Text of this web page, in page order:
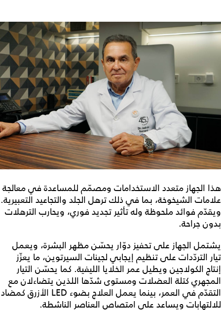
هذا الجهاز متعدد الاستخدامات ومصمّم للمساعدة في معالجة
علامات الشيخوخة، بما في ذلك ترهل الجلد والتجاعيد التعبيرية.
ويقدّم فوائد ملحوظة وله تأثير تجديد فوري، ويحارب الترهلات
بدون جراحة.
يشتمل الجهاز على تحفيز دوّار يحسّن مظهر البشرة، ويعمل
تيار التردّدات على تنظيم إيجابي لجينات السيرتوين، ما يعزّز
إنتاج الكولاجين ويطيل عمر الخلايا الليفية. كما يحسّن التيار
المجهري كتلة العضلات ومستوى شدّها اللذين يتضاءلان مع
التقدّم في العمر، بينما يعمل العلاج بضوء LED الأزرق كمضاد
للالتهابات ويساعد على امتصاص العناصر الناشطة.